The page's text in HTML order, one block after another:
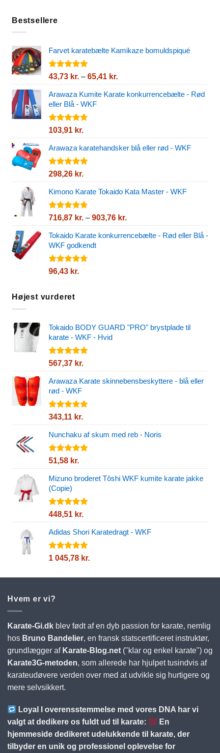
Bestsellere
Farvet karatebælte Kamikaze bomuldspiqué
Vurderet
5
43,73 kr. – 65,41 kr.Prisinterval:
til
Arawaza Kumite Karate konkurrencebælte - Rød
eller Blå - WKF
Vurderet
5
103,91 kr.
Arawaza karatehandsker blå eller rød - WKF
Vurderet
5
298,26 kr.
Kimono Karate Tokaido Kata Master - WKF
Vurderet
5
716,87 kr. – 903,76 kr.Prisinterval:
til
Tokaido Karate konkurrencebælte - Rød eller Blå -
WKF godkendt
Vurderet
96,43 kr.
Højest vurderet
Tokaido BODY GUARD "PRO" brystplade til
karate - WKF - Hvid
Vurderet
5
567,37 kr.
Arawaza Karate skinnebensbeskyttere - blå eller
rød - WKF
Vurderet
5
343,11 kr.
Nunchaku af skum med reb - Noris
Vurderet
5
51,58 kr.
Mizuno broderet Tôshi WKF kumite karate jakke
(Copie)
Vurderet
5
448,51 kr.
Adidas Shori Karatedragt - WKF
Vurderet
1 045,78 kr.
Hvem er vi?
Karate-Gi.dk blev født af en dyb passion for karate, nemlig
hos Bruno Bandelier, en fransk statscertificeret instruktør,
grundlægger af Karate-Blog.net ("klar og enkel karate") og
Karate3G-metoden, som allerede har hjulpet tusindvis af
karateudøvere verden over med at udvikle sig hurtigere og
mere selvsikkert.
Loyal I overensstemmelse med vores DNA har vi
valgt at dedikere os fuldt ud til karate:
En
hjemmeside dedikeret udelukkende til karate, der
tilbyder en unik og professionel oplevelse for